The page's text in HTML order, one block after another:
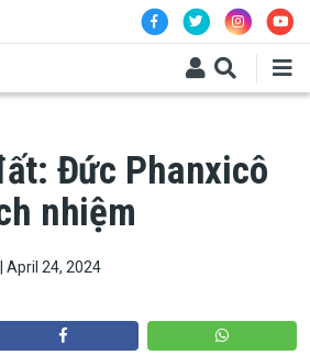
Đức Phanxicô
nhiệm
April 24, 2024